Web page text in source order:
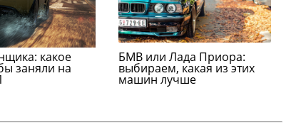
какое
заняли на
БМВ или Лада Приора:
выбираем, какая из этих
машин лучше